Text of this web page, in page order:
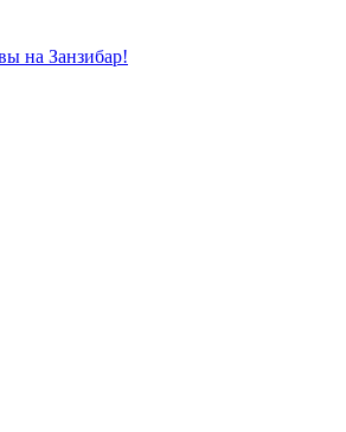
на Занзибар!